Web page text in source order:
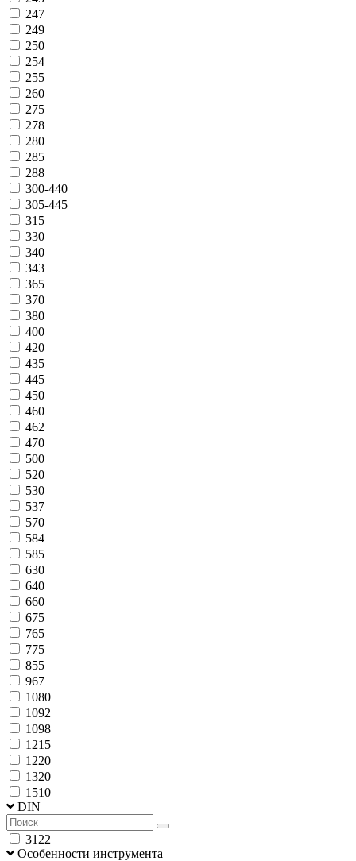
247
249
250
254
255
260
275
278
280
285
288
300-440
305-445
315
330
340
343
365
370
380
400
420
435
445
450
460
462
470
500
520
530
537
570
584
585
630
640
660
675
765
775
855
967
1080
1092
1098
1215
1220
1320
1510
DIN
3122
Особенности инструмента